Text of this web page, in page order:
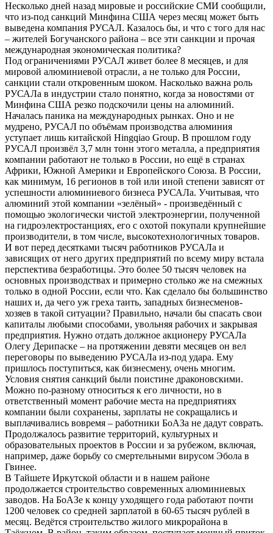
Несколько дней назад мировые и российские СМИ сообщили,
что из-под санкций Минфина США через месяц может быть
выведена компания РУСАЛ. Казалось бы, и что с того для нас
– жителей Богучанского района – все эти санкции и прочая
международная экономическая политика?
Под ограничениями РУСАЛ живет более 8 месяцев, и для
мировой алюминиевой отрасли, а не только для России,
санкции стали откровенным шоком. Насколько важна роль
РУСАЛа в индустрии стало понятно, когда за новостями от
Минфина США резко подскочили цены на алюминий.
Началась паника на международных рынках. Оно и не
мудрено, РУСАЛ по объёмам производства алюминия
уступает лишь китайской Hingqiao Group. В прошлом году
РУСАЛ произвёл 3,7 млн тонн этого металла, а предприятия
компании работают не только в России, но ещё в странах
Африки, Южной Америки и Европейского Союза. В России,
как минимум, 16 регионов в той или иной степени зависят от
успешности алюминиевого бизнеса РУСАЛа. Учитывая, что
алюминий этой компании «зелёный» - произведённый с
помощью экологически чистой электроэнергии, полученной
на гидроэлектростанциях, его с охотой покупали крупнейшие
производители, в том числе, высокотехнологичных товаров.
И вот перед десятками тысяч работников РУСАЛа и
зависящих от него других предприятий по всему миру встала
перспектива безработицы. Это более 50 тысяч человек на
основных производствах и примерно столько же на смежных
только в одной России, если что. Как сделало бы большинство
наших и, да чего уж греха таить, западных бизнесменов-
хозяев в такой ситуации? Правильно, начали бы спасать свои
капиталы любыми способами, увольняя рабочих и закрывая
предприятия. Нужно отдать должное акционеру РУСАЛа
Олегу Дерипаске – на протяжении девяти месяцев он вел
переговоры по выведению РУСАЛа из-под удара. Ему
пришлось поступиться, как бизнесмену, очень многим.
Условия снятия санкций были поистине драконовскими.
Можно по-разному относиться к его личности, но в
ответственный момент рабочие места на предприятиях
компании были сохранены, зарплаты не сокращались и
выплачивались вовремя – работники БоАЗа не дадут соврать.
Продолжалось развитие территорий, культурных и
образовательных проектов в России и за рубежом, включая,
например, даже борьбу со смертельными вирусом Эбола в
Гвинее.
В Тайшете Иркутской области и в нашем районе
продолжается строительство современных алюминиевых
заводов. На БоАЗе к концу уходящего года работают почти
1200 человек со средней зарплатой в 60-65 тысяч рублей в
месяц. Ведётся строительство жилого микрорайона в